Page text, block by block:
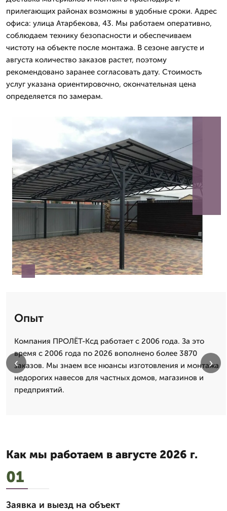
прилегающих районах возможны в удобные сроки. Адрес
офиса: улица Атарбекова, 43. Мы работаем оперативно,
соблюдаем технику безопасности и обеспечиваем
чистоту на объекте после монтажа. В сезоне августе и
августа количество заказов растет, поэтому
рекомендовано заранее согласовать дату. Стоимость
услуг указана ориентировочно, окончательная цена
определяется по замерам.
Опыт
Компания ПРОЛЁТ-Ксд работает с 2006 года. За это
время с 2006 года по 2026 вополнено более 3870
заказов. Мы знаем все нюансы изготовления и монтажа
недорогих навесов для частных домов, магазинов и
предприятий.
‹ ›
Как мы работаем в августе 2026 г.
01
Заявка и выезд на объект